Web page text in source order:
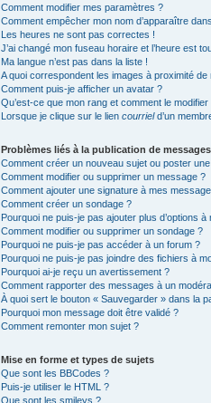
Comment modifier mes paramètres ?
Comment empêcher mon nom d’apparaître
Les heures ne sont pas correctes !
J’ai changé mon fuseau horaire et l’heure est
Ma langue n’est pas dans la liste !
A quoi correspondent les images à proximité de
Comment puis-je afficher un avatar ?
Qu’est-ce que mon rang et comment le modifier
Lorsque je clique sur le lien courrield’un
Problèmes liés à la publication de messages
Comment créer un nouveau sujet ou poster
Comment modifier ou supprimer un message ?
Comment ajouter une signature à mes
Comment créer un sondage ?
Pourquoi ne puis-je pas ajouter plus d’options à
Comment modifier ou supprimer un sondage ?
Pourquoi ne puis-je pas accéder à un forum ?
Pourquoi ne puis-je pas joindre des fichiers à
Pourquoi ai-je reçu un avertissement ?
Comment rapporter des messages à un
À quoi sert le bouton « Sauvegarder » dans la
Pourquoi mon message doit être validé ?
Comment remonter mon sujet ?
Mise en forme et types de sujets
Que sont les BBCodes ?
Puis-je utiliser le HTML ?
Que sont les smileys ?